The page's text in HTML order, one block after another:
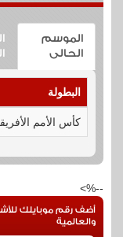
الموسم
الحالى
البطولة
كأس الأمم الأفريقية
--%>
أضف رقم موبايلك
والعالمية